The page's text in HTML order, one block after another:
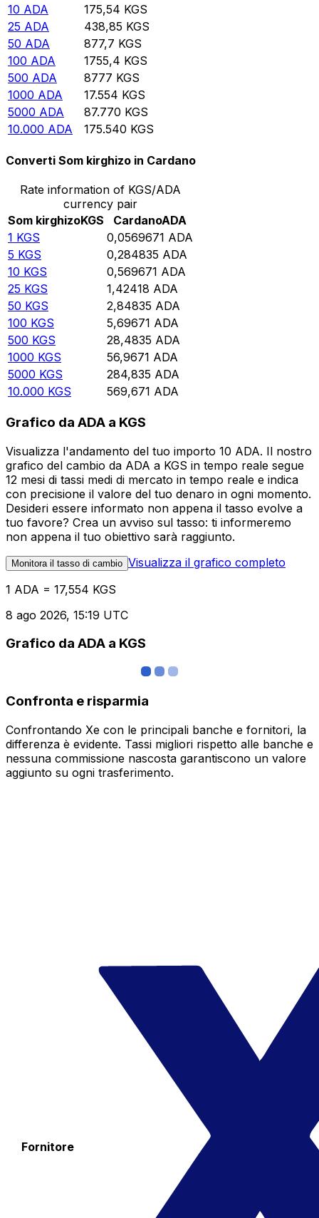
10 ADA 175,54 KGS
25 ADA 438,85 KGS
50 ADA 877,7 KGS
100 ADA 1755,4 KGS
500 ADA 8777 KGS
1000 ADA 17.554 KGS
5000 ADA 87.770 KGS
10.000 ADA 175.540 KGS
Converti Som kirghizo in Cardano
Rate information of KGS/ADA
currency pair
Som kirghizoKGS CardanoADA
1 KGS 0,0569671 ADA
5 KGS 0,284835 ADA
10 KGS 0,569671 ADA
25 KGS 1,42418 ADA
50 KGS 2,84835 ADA
100 KGS 5,69671 ADA
500 KGS 28,4835 ADA
1000 KGS 56,9671 ADA
5000 KGS 284,835 ADA
10.000 KGS 569,671 ADA
Grafico da ADA a KGS
Visualizza l'andamento del tuo importo 10 ADA. Il nostro
grafico del cambio da ADA a KGS in tempo reale segue
12 mesi di tassi medi di mercato in tempo reale e indica
con precisione il valore del tuo denaro in ogni momento.
Desideri essere informato non appena il tasso evolve a
tuo favore? Crea un avviso sul tasso: ti informeremo
non appena il tuo obiettivo sarà raggiunto.
Monitora il tasso di cambio Visualizza il grafico completo
1 ADA = 17,554 KGS
8 ago 2026, 15:19 UTC
Grafico da ADA a KGS
Confronta e risparmia
Confrontando Xe con le principali banche e fornitori, la
differenza è evidente. Tassi migliori rispetto alle banche e
nessuna commissione nascosta garantiscono un valore
aggiunto su ogni trasferimento.
Fornitore